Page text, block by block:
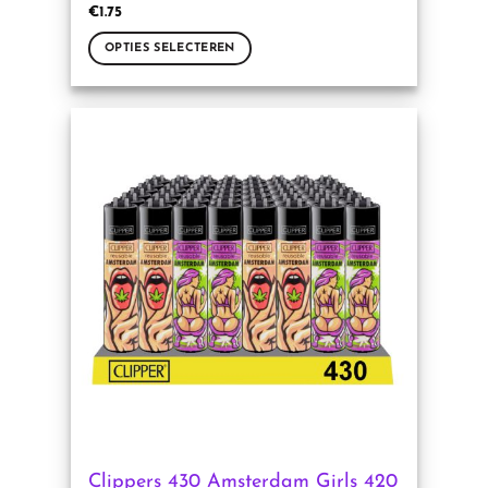
€1.75
OPTIES SELECTEREN
product
optie
kan
gekozen
worden
op
productpagina
Clippers 430 Amsterdam Girls 420